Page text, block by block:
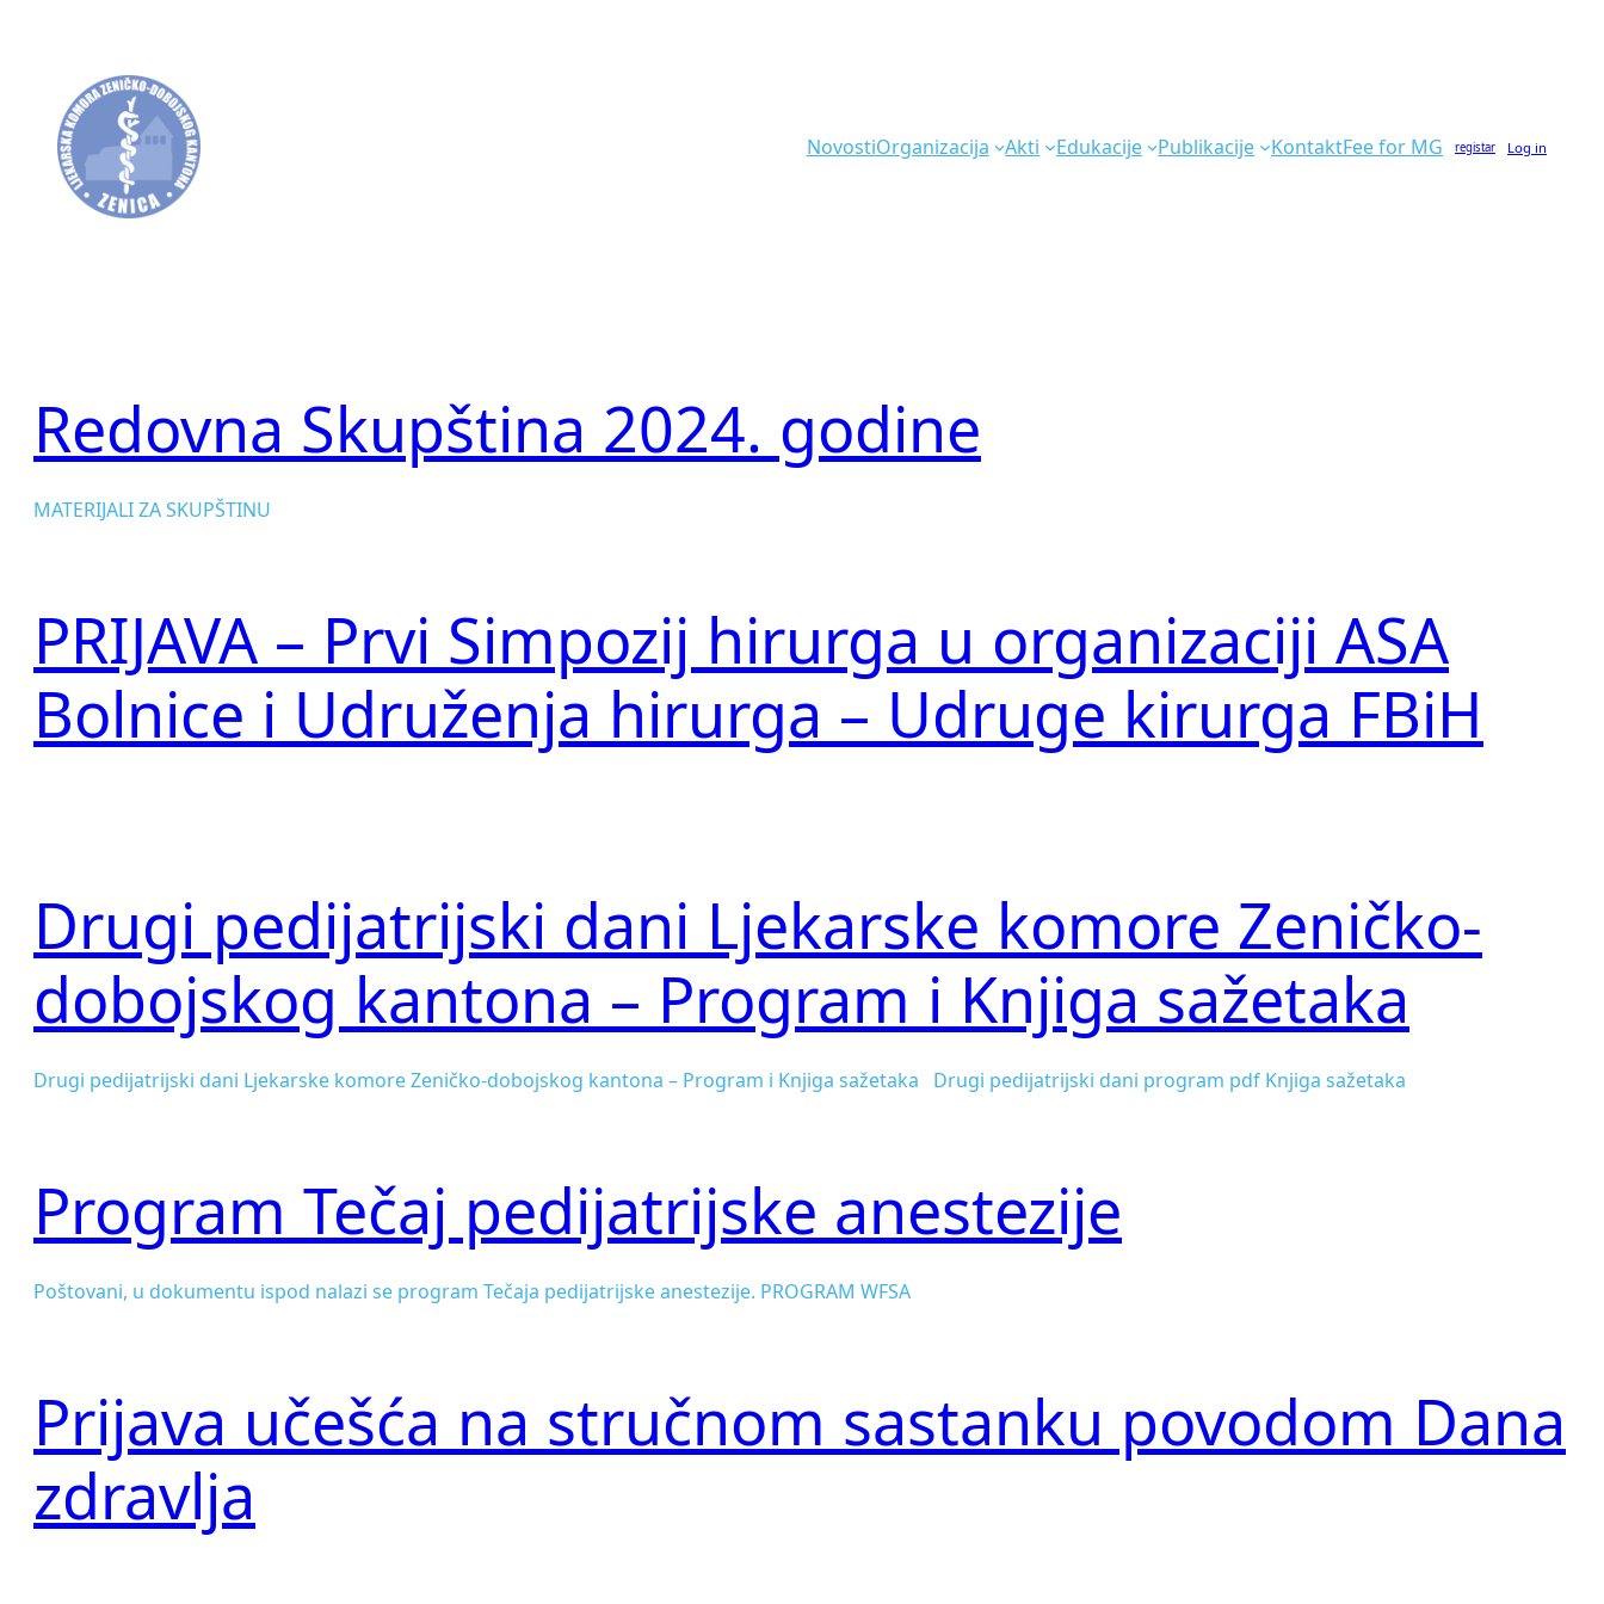
NovostiOrganizacija Akti Edukacije Publikacije KontaktFee for MG registar Log in
Redovna Skupština 2024. godine
MATERIJALI ZA SKUPŠTINU
PRIJAVA – Prvi Simpozij hirurga u organizaciji ASA
Bolnice i Udruženja hirurga – Udruge kirurga FBiH
Drugi pedijatrijski dani Ljekarske komore Zeničko-
dobojskog kantona – Program i Knjiga sažetaka
Drugi pedijatrijski dani Ljekarske komore Zeničko-dobojskog kantona – Program i Knjiga sažetaka Drugi pedijatrijski dani program pdf Knjiga sažetaka
Program Tečaj pedijatrijske anestezije
Poštovani, u dokumentu ispod nalazi se program Tečaja pedijatrijske anestezije. PROGRAM WFSA
Prijava učešća na stručnom sastanku povodom Dana
zdravlja